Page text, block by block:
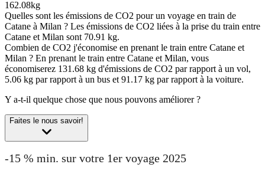
162.08kg
Quelles sont les émissions de CO2 pour un voyage en train de
Catane à Milan ? Les émissions de CO2 liées à la prise du train entre
Catane et Milan sont 70.91 kg.
Combien de CO2 j'économise en prenant le train entre Catane et
Milan ? En prenant le train entre Catane et Milan, vous
économiserez 131.68 kg d'émissions de CO2 par rapport à un vol,
5.06 kg par rapport à un bus et 91.17 kg par rapport à la voiture.
Y a-t-il quelque chose que nous pouvons améliorer ?
Faites le nous savoir!
-15 % min. sur votre 1er voyage 2025